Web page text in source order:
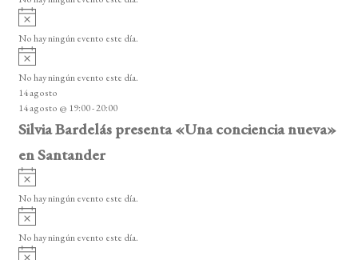
i
o
A
v
i
o
No hay ningún evento este día.
A
v
i
s
o
No hay ningún evento este día.
14 agosto
14 agosto @ 19:00-20:00
Silvia Bardelás presenta «Una conciencia nueva»
en Santander
A
v
i
o
No hay ningún evento este día.
A
v
i
No hay ningún evento este día.
A